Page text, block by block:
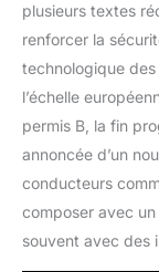
plusieurs textes
renforcer la
technologique
l’échelle
permis B, la fin
annoncée d’un
conducteurs
composer avec
souvent avec des